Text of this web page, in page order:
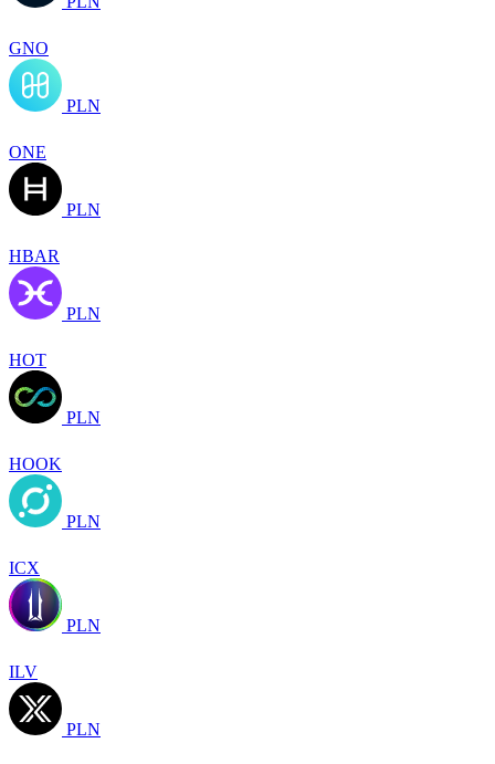
GNO
PLN
ONE
PLN
HBAR
PLN
HOT
PLN
HOOK
PLN
ICX
PLN
ILV
PLN